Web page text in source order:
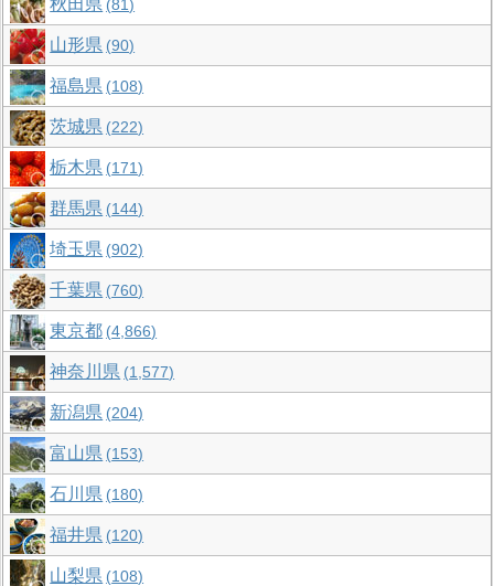
秋田県 81
山形県 90
福島県 108
茨城県 222
栃木県 171
群馬県 144
埼玉県 902
千葉県 760
東京都 4,866
神奈川県 1,577
新潟県 204
富山県 153
石川県 180
福井県 120
山梨県 108